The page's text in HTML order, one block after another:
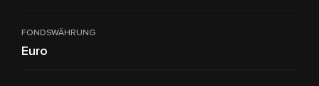
FONDSWÄHRUNG
Euro